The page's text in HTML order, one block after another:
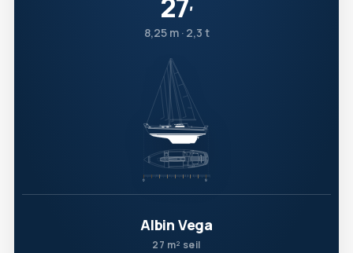
′
8,25 m · 2,3 t
Albin Vega
27 m² seil